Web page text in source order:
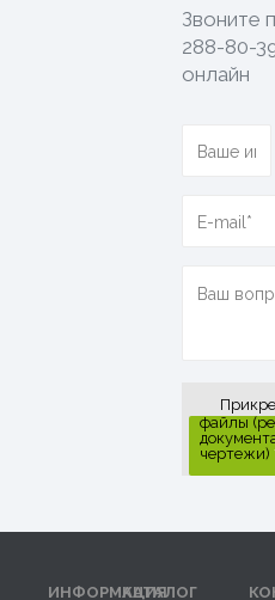
Звоните
288-80-
онлайн
файлы
чертежи)
ИНФОРМАЦИЯ
КАТАЛОГ